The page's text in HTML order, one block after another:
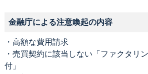
金融庁による注意喚起の内容
・高額な費用請求
・売買契約に該当しない「ファクタリ
付」